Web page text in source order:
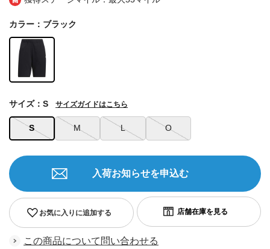
カラー：ブラック
S M L O
サイズ：S サイズガイドはこちら
お気に入りに追加する
入荷お知らせを申込む
この商品について問い合わせる